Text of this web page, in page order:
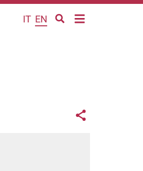
IT EN
Links
Share button